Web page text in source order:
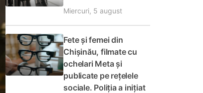
Miercuri, 5 august
Fete și femei din
Chișinău, filmate cu
ochelari Meta și
publicate pe rețelele
sociale. Poliția a inițiat